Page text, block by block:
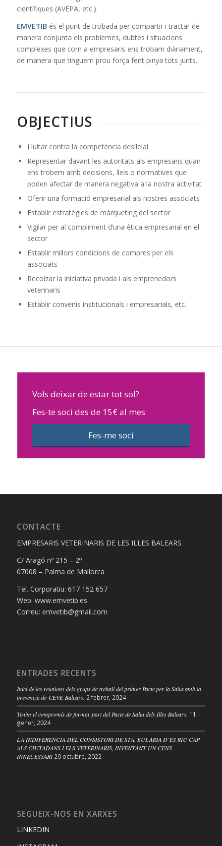
científiques (AVEPA, etc.).
EMVETIB és el punt de trobada per compartir i tractar de
manera conjunta els problemes, dubtes i situacions
complexes que com a empresaris ens trobam diàriament,
de manera que tinguem prou força fent pinya tots junts.
OBJECTIUS
Lluitar contra la competència deslleial
Representar davant les autoritats als empresaris quan
ens trobem amb decisions, lleis o normatives que
poden afectar de manera negativa a la nostra activitat
Oferir una formació empresarial als nostres associats
Establir estratègies de màrqueting del sector
Vigilar per al compliment d’una ètica empresarial en el
sector
Establir millors condicions de compres per els
associats
Recolzar la iniciativa privada i als emprenedors
veterinaris
Establir convenis institucionals i empresarials, etc.
Vols deixar de estar tot sol?
Fes-te soci des de 15€ al mes
Fes-me soci
CONTACTE
EMPRESARIS VETERINARIS DE LES ILLES BALEARS
C/ Aragó nº 215 – 2º
07008 – Palma de Mallorca
Tel. Corporatiu: 617 152 657
Web: www.emvetib.es
Correu: emvetib@gmail.com
ENTRADES RECENTS
Inici de les reunions dels grups de treball del primer Pacte per la Salut amb la
presència de CEVE Balears. 2 febrer, 2024
Tenim el compromís de formar part del Pacte de Salut dels Illes Balears. 11
gener, 2024
LA INDIFERÈNCIA DEL CONSISTORI DE STA. EULÀRIA D’ES RIU CAP
ALS CIUTADANS I ELS VETERINARIS, INVENTANT UN CENS
INNECESSARI 20 octubre, 2022
SEGUEIX-NOS EN XARXES
LINKEDIN